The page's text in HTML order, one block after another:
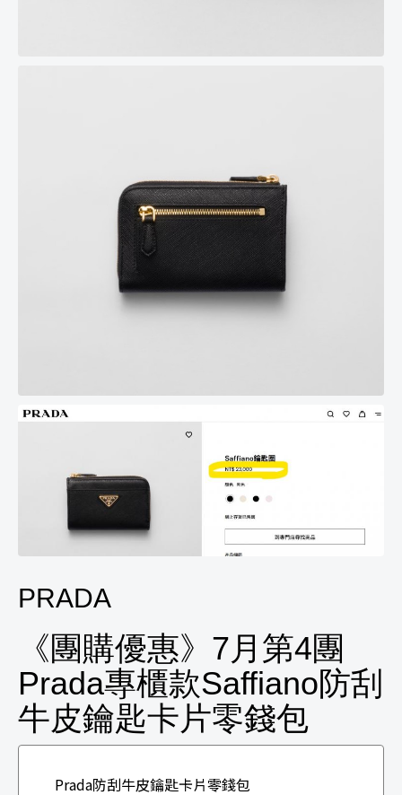
PRADA
《團購優惠》7月第4團
Prada專櫃款Saffiano防刮
牛皮鑰匙卡片零錢包
Prada防刮牛皮鑰匙卡片零錢包